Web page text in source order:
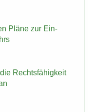
Pläne zur Ein­
Rechts­fä­hig­keit